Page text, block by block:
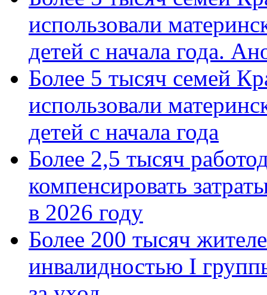
использовали
детей с начала года.
Более 5 тысяч семей
использовали
детей с начала года
Более 2,5 тысяч
компенсировать
в 2026 году
Более 200 тысяч
инвалидностью I